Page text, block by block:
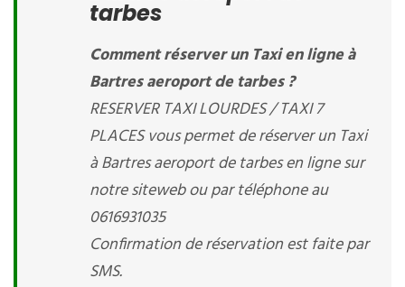
tarbes
Comment réserver un Taxi en ligne à
Bartres aeroport de tarbes ?
RESERVER TAXI LOURDES / TAXI 7
PLACES vous permet de réserver un Taxi
à Bartres aeroport de tarbes en ligne sur
notre siteweb ou par téléphone au
0616931035
Confirmation de réservation est faite par
SMS.